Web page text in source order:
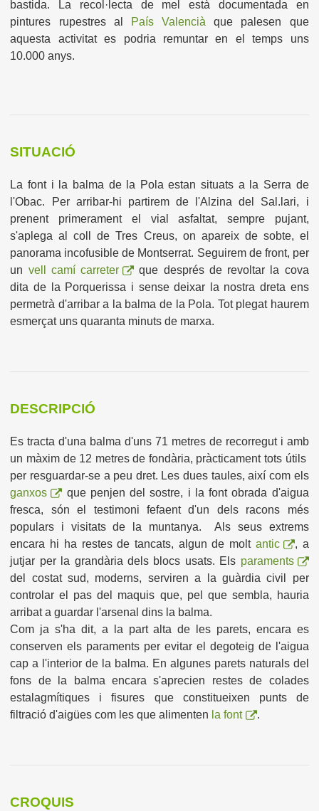
bastida. La recol·lecta de mel està documentada en
pintures rupestres al
País Valencià que palesen que
aquesta activitat es podria remuntar en el temps uns
10.000 anys.
SITUACIÓ
La font i la balma de la Pola estan situats a la Serra de
l'Obac. Per arribar-hi partirem de l'Alzina del Sal.lari, i
prenent primerament el vial asfaltat, sempre pujant,
s'aplega al coll de Tres Creus, on apareix de sobte, el
panorama incofusible de Montserrat. Seguirem de front, per
un vell camí carreter
que després de revoltar la cova
dita de la Porquerissa i sense deixar la nostra dreta ens
permetrà d'arribar a la balma de la Pola. Tot plegat haurem
esmerçat uns quaranta minuts de marxa.
DESCRIPCIÓ
Es tracta d'una balma d'uns 71 metres de recorregut i amb
un màxim de 12 metres de fondària, pràcticament tots útils
per resguardar-se a peu dret. Les dues taules, així com els
ganxos
que penjen del sostre, i la font obrada d'aigua
fresca, són el testimoni fefaent d'un dels racons més
populars i visitats de la muntanya. Als seus extrems
encara hi ha restes de tancats, algun de molt antic
, a
jutjar per la grandària dels blocs usats. Els paraments
del costat sud, moderns, serviren a la guàrdia civil per
controlar el pas del maquis que, pel que sembla, hauria
arribat a guardar l'arsenal dins la balma.
Com ja s'ha dit, a la part alta de les parets, encara es
conserven els paraments per evitar el degoteig de l'aigua
cap a l'interior de la balma. En algunes parets naturals del
fons de la balma encara s'aprecien restes de colades
estalagmítiques i fisures que constitueixen punts de
filtració d'aigües com les que alimenten la font .
CROQUIS